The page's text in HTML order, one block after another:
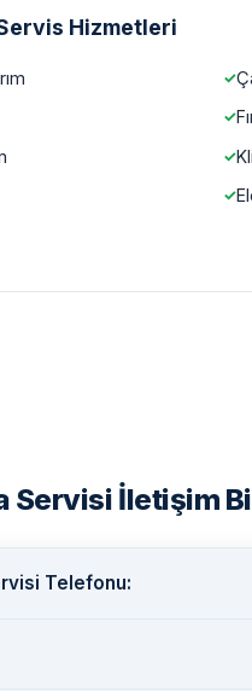
Hizmetleri
Servisi İletişim
Telefonu: